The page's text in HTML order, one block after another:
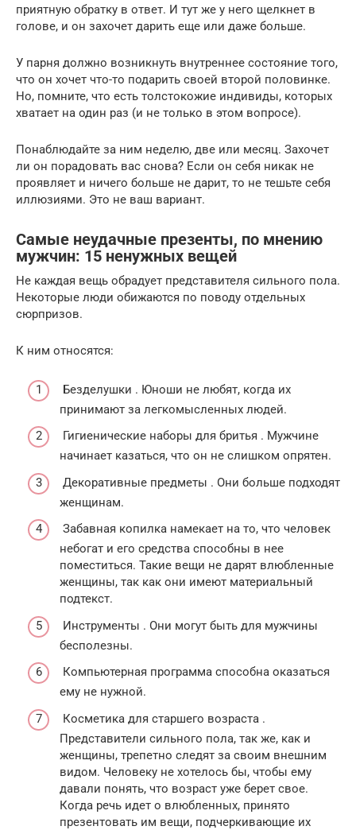
приятную обратку в ответ. И тут же у него щелкнет в
голове, и он захочет дарить еще или даже больше.
У парня должно возникнуть внутреннее состояние того,
что он хочет что-то подарить своей второй половинке.
Но, помните, что есть толстокожие индивиды, которых
хватает на один раз (и не только в этом вопросе).
Понаблюдайте за ним неделю, две или месяц. Захочет
ли он порадовать вас снова? Если он себя никак не
проявляет и ничего больше не дарит, то не тешьте себя
иллюзиями. Это не ваш вариант.
Самые неудачные презенты, по мнению
мужчин: 15 ненужных вещей
Не каждая вещь обрадует представителя сильного пола.
Некоторые люди обижаются по поводу отдельных
сюрпризов.
К ним относятся:
Безделушки . Юноши не любят, когда их
принимают за легкомысленных людей.
Гигиенические наборы для бритья . Мужчине
начинает казаться, что он не слишком опрятен.
Декоративные предметы . Они больше подходят
женщинам.
Забавная копилка намекает на то, что человек
небогат и его средства способны в нее
поместиться. Такие вещи не дарят влюбленные
женщины, так как они имеют материальный
подтекст.
Инструменты . Они могут быть для мужчины
бесполезны.
Компьютерная программа способна оказаться
ему не нужной.
Косметика для старшего возраста .
Представители сильного пола, так же, как и
женщины, трепетно следят за своим внешним
видом. Человеку не хотелось бы, чтобы ему
давали понять, что возраст уже берет свое.
Когда речь идет о влюбленных, принято
презентовать им вещи, подчеркивающие их